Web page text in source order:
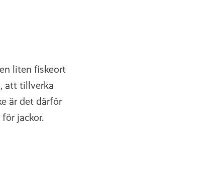
liten fiskeort
att tillverka
är det därför
jackor.